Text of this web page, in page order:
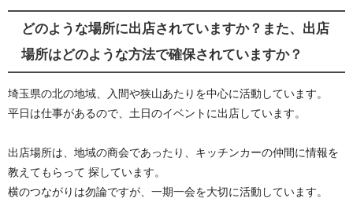
どのような場所に出店されていますか？また、出店
場所はどのような方法で確保されていますか？
埼玉県の北の地域、入間や狭山あたりを中心に活動しています。
平日は仕事があるので、土日のイベントに出店しています。
出店場所は、地域の商会であったり、キッチンカーの仲間に情報を
教えてもらって 探しています。
横のつながりは勿論ですが、一期一会を大切に活動しています。